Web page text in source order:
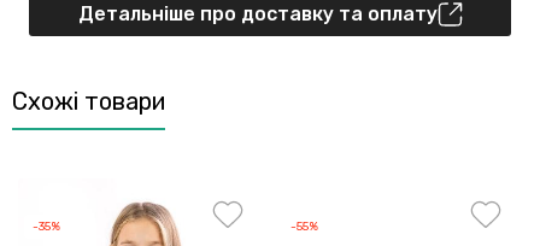
Детальніше про доставку та оплату
Схожі товари
-35% -55%